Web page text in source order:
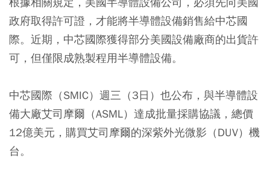
政府取得許可證，才能將半導體設備銷售給中芯國
際。近期，中芯國際獲得部分美國設備廠商的出貨許
可，但僅限成熟製程用半導體設備。
中芯國際（SMIC）週三（3日）也公布，與半導體設
備大廠艾司摩爾（ASML）達成批量採購協議，總價
12億美元，購買艾司摩爾的深紫外光微影（DUV）機
台。